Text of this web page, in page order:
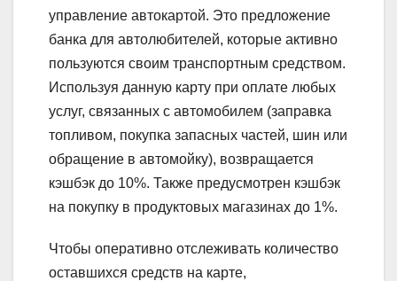
управление автокартой. Это предложение
банка для автолюбителей, которые активно
пользуются своим транспортным средством.
Используя данную карту при оплате любых
услуг, связанных с автомобилем (заправка
топливом, покупка запасных частей, шин или
обращение в автомойку), возвращается
кэшбэк до 10%. Также предусмотрен кэшбэк
на покупку в продуктовых магазинах до 1%.
Чтобы оперативно отслеживать количество
оставшихся средств на карте,